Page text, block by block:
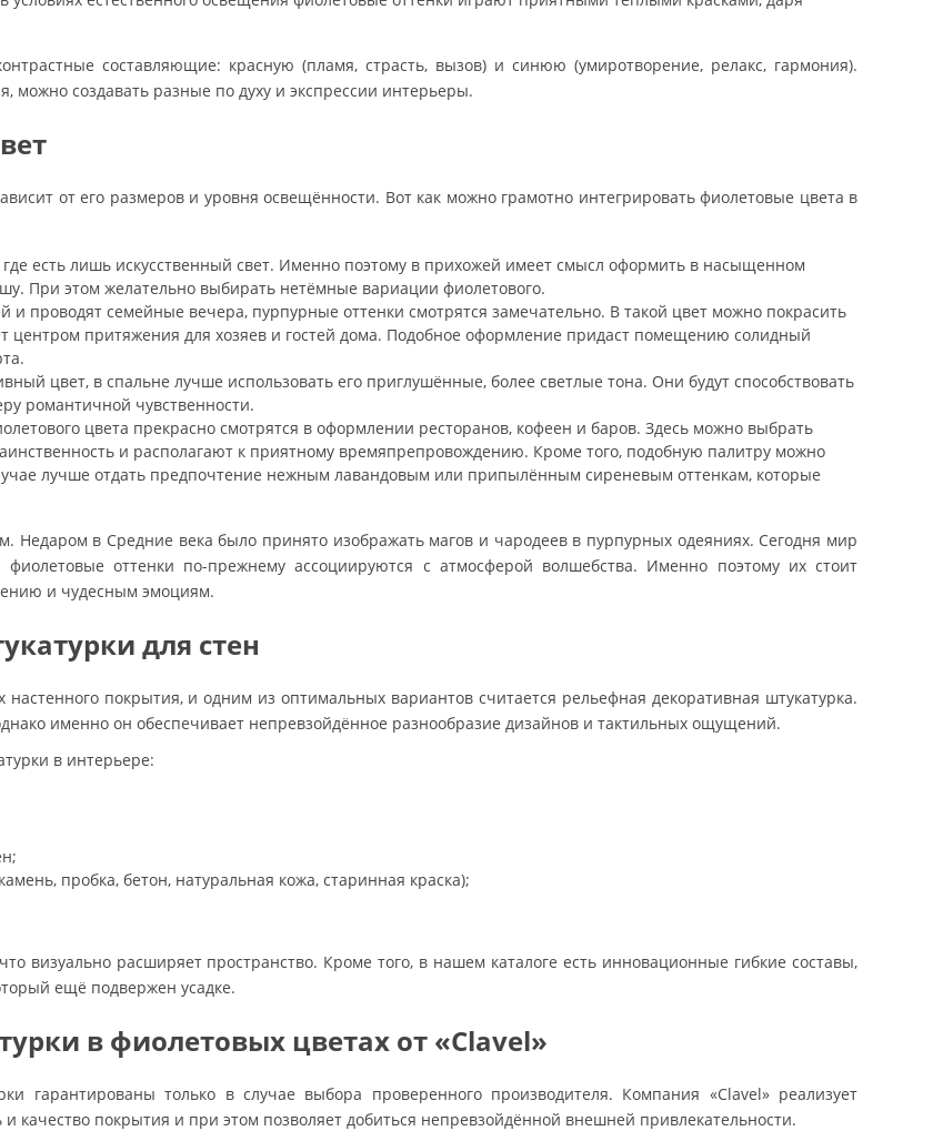
составляющие: красную (пламя, страсть, вызов) и синюю (умиротворение, релакс, гармония).
можно создавать разные по духу и экспрессии интерьеры.
от его размеров и уровня освещённости. Вот как можно грамотно интегрировать фиолетовые цвета в
есть лишь искусственный свет. Именно поэтому в прихожей имеет смысл оформить в насыщенном
При этом желательно выбирать нетёмные вариации фиолетового.
проводят семейные вечера, пурпурные оттенки смотрятся замечательно. В такой цвет можно покрасить
центром притяжения для хозяев и гостей дома. Подобное оформление придаст помещению солидный
цвет, в спальне лучше использовать его приглушённые, более светлые тона. Они будут способствовать
романтичной чувственности.
цвета прекрасно смотрятся в оформлении ресторанов, кофеен и баров. Здесь можно выбрать
и располагают к приятному времяпрепровождению. Кроме того, подобную палитру можно
лучше отдать предпочтение нежным лавандовым или припылённым сиреневым оттенкам, которые
Недаром в Средние века было принято изображать магов и чародеев в пурпурных одеяниях. Сегодня мир
оттенки по-прежнему ассоциируются с атмосферой волшебства. Именно поэтому их стоит
и чудесным эмоциям.
для стен
покрытия, и одним из оптимальных вариантов считается рельефная декоративная штукатурка.
именно он обеспечивает непревзойдённое разнообразие дизайнов и тактильных ощущений.
в интерьере:
пробка, бетон, натуральная кожа, старинная краска);
визуально расширяет пространство. Кроме того, в нашем каталоге есть инновационные гибкие составы,
ещё подвержен усадке.
в фиолетовых цветах от «Clavel»
гарантированы только в случае выбора проверенного производителя. Компания «Clavel» реализует
качество покрытия и при этом позволяет добиться непревзойдённой внешней привлекательности.